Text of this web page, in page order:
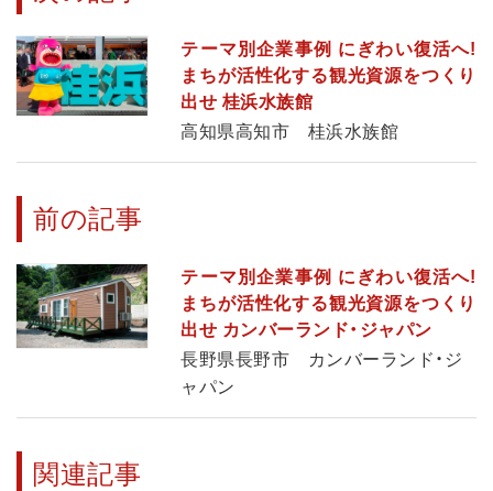
テーマ別企業事例 にぎわい復活へ!
まちが活性化する観光資源をつくり
出せ 桂浜水族館
高知県高知市 桂浜水族館
前の記事
テーマ別企業事例 にぎわい復活へ!
まちが活性化する観光資源をつくり
出せ カンバーランド・ジャパン
長野県長野市 カンバーランド・ジ
ャパン
関連記事